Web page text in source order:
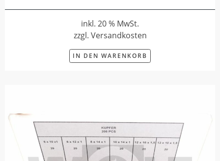
inkl. 20 % MwSt.
zzgl. Versandkosten
IN DEN WARENKORB